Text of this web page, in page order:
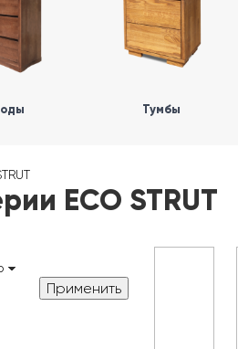
Тумбы
ECO STRUT